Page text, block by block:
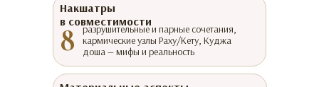
разрушительные и парные сочетания,
кармические узлы Раху/Кету, Куджа
доша — мифы и реальность
Накшатры
в совместимости
8